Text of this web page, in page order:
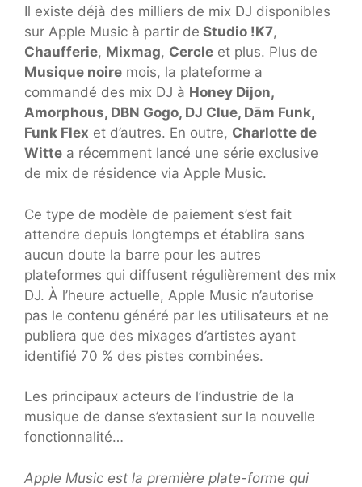
Il existe déjà des milliers de mix DJ disponibles
sur Apple Music à partir de Studio !K7,
Chaufferie, Mixmag, Cercle et plus. Plus de
Musique noire mois, la plateforme a
commandé des mix DJ à Honey Dijon,
Amorphous, DBN Gogo, DJ Clue, Dām Funk,
Funk Flex et d’autres. En outre, Charlotte de
Witte a récemment lancé une série exclusive
de mix de résidence via Apple Music.
Ce type de modèle de paiement s’est fait
attendre depuis longtemps et établira sans
aucun doute la barre pour les autres
plateformes qui diffusent régulièrement des mix
DJ. À l’heure actuelle, Apple Music n’autorise
pas le contenu généré par les utilisateurs et ne
publiera que des mixages d’artistes ayant
identifié 70 % des pistes combinées.
Les principaux acteurs de l’industrie de la
musique de danse s’extasient sur la nouvelle
fonctionnalité…
Apple Music est la première plate-forme qui